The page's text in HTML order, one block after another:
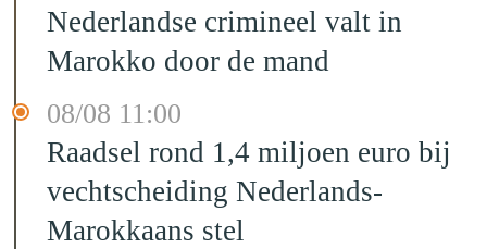
Nederlandse crimineel valt in
Marokko door de mand
08/08 11:00
Raadsel rond 1,4 miljoen euro bij
vechtscheiding Nederlands-
Marokkaans stel